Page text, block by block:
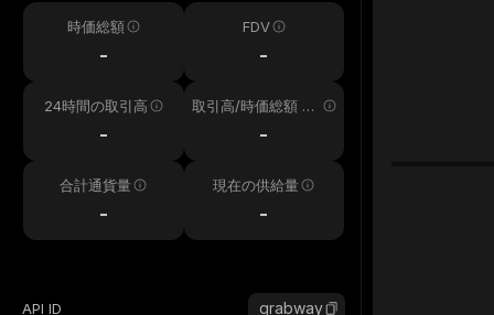
時価総額
-
FDV
-
24時間の取引高
-
取引高/時価総額 24
-
合計通貨量
-
現在の供給量
-
API ID grabway